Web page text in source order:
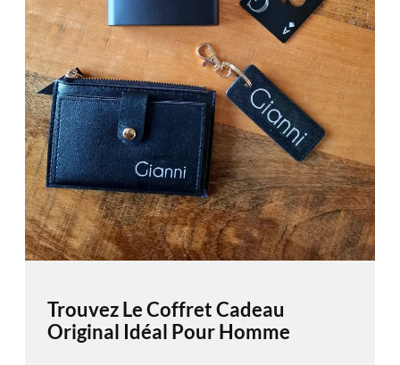
Trouvez Le Coffret Cadeau
Original Idéal Pour Homme